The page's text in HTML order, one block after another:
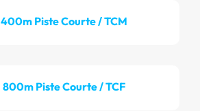
400m Piste Courte / TCM
800m Piste Courte / TCF